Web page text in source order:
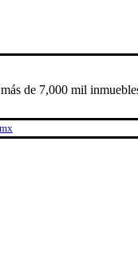
de 7,000 mil